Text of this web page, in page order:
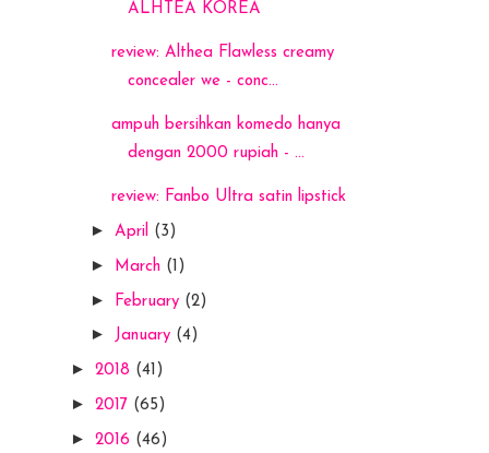
ALHTEA KOREA
review: Althea Flawless creamy
concealer we - conc...
ampuh bersihkan komedo hanya
dengan 2000 rupiah - ...
review: Fanbo Ultra satin lipstick
► April (3)
► March (1)
► February (2)
► January (4)
► 2018 (41)
► 2017 (65)
► 2016 (46)